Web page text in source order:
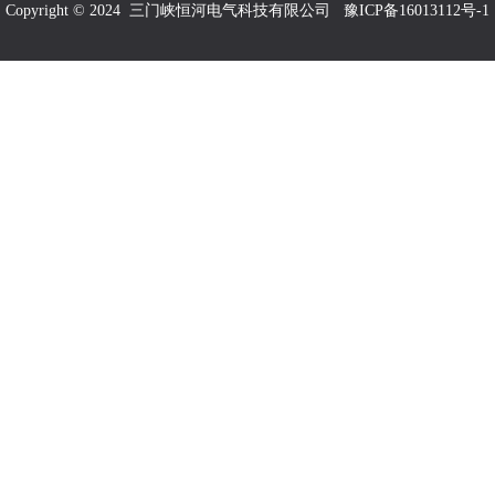
Copyright © 2024 三门峡恒河电气科技有限公司 豫ICP备16013112号-1